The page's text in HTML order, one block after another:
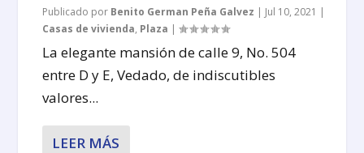
Publicado por Benito German Peña Galvez | Jul 10, 2021 |
Casas de vivienda, Plaza |
La elegante mansión de calle 9, No. 504
entre D y E, Vedado, de indiscutibles
valores...
LEER MÁS